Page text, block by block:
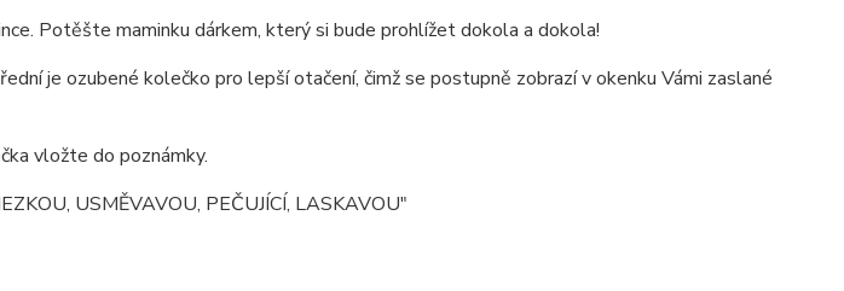
Potěšte maminku dárkem, který si bude prohlížet dokola a dokola!
je ozubené kolečko pro lepší otačení, čimž se postupně zobrazí v okenku Vámi zaslané
vložte do poznámky.
USMĚVAVOU, PEČUJÍCÍ, LASKAVOU"